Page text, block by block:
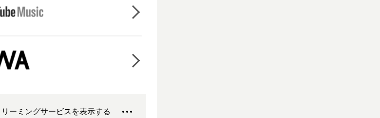
ーミングサービスを表示する